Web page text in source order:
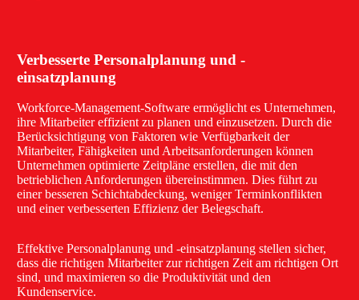
Verbesserte Personalplanung und -
einsatzplanung
Workforce-Management-Software ermöglicht es Unternehmen,
ihre Mitarbeiter effizient zu planen und einzusetzen. Durch die
Berücksichtigung von Faktoren wie Verfügbarkeit der
Mitarbeiter, Fähigkeiten und Arbeitsanforderungen können
Unternehmen optimierte Zeitpläne erstellen, die mit den
betrieblichen Anforderungen übereinstimmen. Dies führt zu
einer besseren Schichtabdeckung, weniger Terminkonflikten
und einer verbesserten Effizienz der Belegschaft.
Effektive Personalplanung und -einsatzplanung stellen sicher,
dass die richtigen Mitarbeiter zur richtigen Zeit am richtigen Ort
sind, und maximieren so die Produktivität und den
Kundenservice.